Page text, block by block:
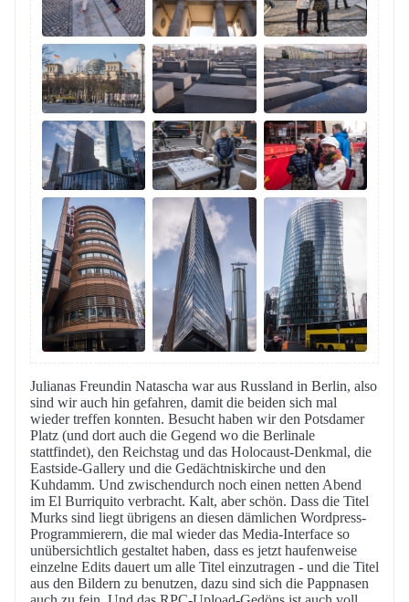
Julianas Freundin Natascha war aus Russland in Berlin, also
sind wir auch hin gefahren, damit die beiden sich mal
wieder treffen konnten. Besucht haben wir den Potsdamer
Platz (und dort auch die Gegend wo die Berlinale
stattfindet), den Reichstag und das Holocaust-Denkmal, die
Eastside-Gallery und die Gedächtniskirche und den
Kuhdamm. Und zwischendurch noch einen netten Abend
im El Burriquito verbracht. Kalt, aber schön. Dass die Titel
Murks sind liegt übrigens an diesen dämlichen Wordpress-
Programmierern, die mal wieder das Media-Interface so
unübersichtlich gestaltet haben, dass es jetzt haufenweise
einzelne Edits dauert um alle Titel einzutragen - und die Titel
aus den Bildern zu benutzen, dazu sind sich die Pappnasen